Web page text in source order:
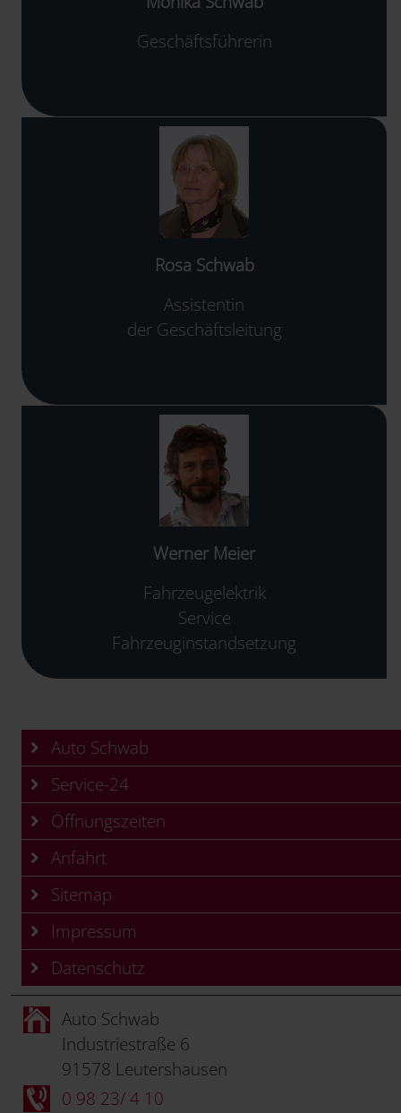
Geschäftsführerin
Rosa Schwab
Assistentin
der Geschäftsleitung
Werner Meier
Fahrzeugelektrik
Service
Fahrzeuginstandsetzung
Auto Schwab
Service-24
Öffnungszeiten
Anfahrt
Sitemap
Impressum
Datenschutz
Auto Schwab
Industriestraße 6
91578 Leutershausen
0 98 23/ 4 10